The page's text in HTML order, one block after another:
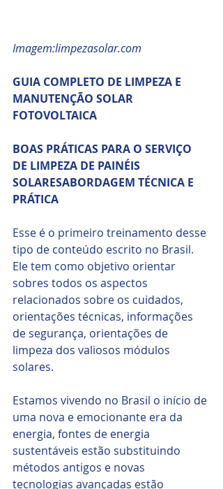
Imagem:limpezasolar.com
GUIA COMPLETO DE LIMPEZA E
MANUTENÇÃO SOLAR
FOTOVOLTAICA
BOAS PRÁTICAS PARA O SERVIÇO
DE LIMPEZA DE PAINÉIS
SOLARESABORDAGEM TÉCNICA E
PRÁTICA
Esse é o primeiro treinamento desse
tipo de conteúdo escrito no Brasil.
Ele tem como objetivo orientar
sobres todos os aspectos
relacionados sobre os cuidados,
orientações técnicas, informações
de segurança, orientações de
limpeza dos valiosos módulos
solares.
Estamos vivendo no Brasil o início de
uma nova e emocionante era da
energia, fontes de energia
sustentáveis ​​estão substituindo
métodos antigos e novas
tecnologias avançadas estão